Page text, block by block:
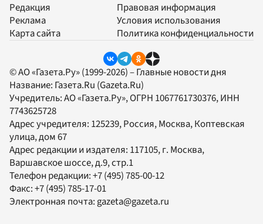
Редакция
Реклама
Карта сайта
Правовая информация
Условия использования
Политика конфиденциальности
© АО «Газета.Ру» (1999-2026) – Главные новости дня
Название: Газета.Ru (Gazeta.Ru)
Учредитель:АО «Газета.Ру», ОГРН 1067761730376, ИНН
7743625728
Адрес учредителя: 125239, Россия, Москва, Коптевская
улица, дом 67
Адрес редакции и издателя: 117105, г. Москва,
Варшавское шоссе, д.9, стр.1
Телефон редакции:+7 (495) 785-00-12
Факс:+7 (495) 785-17-01
Электронная почта:gazeta@gazeta.ru